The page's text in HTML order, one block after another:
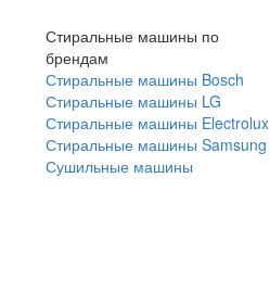
Стиральные машины по
брендам
Стиральные машины Bosch
Стиральные машины LG
Стиральные машины Electrolux
Стиральные машины Samsung
Сушильные машины